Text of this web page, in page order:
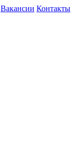
Вакансии Контакты